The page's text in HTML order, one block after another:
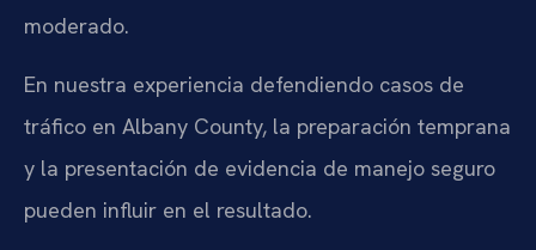
moderado.
En nuestra experiencia defendiendo casos de
tráfico en Albany County, la preparación temprana
y la presentación de evidencia de manejo seguro
pueden influir en el resultado.